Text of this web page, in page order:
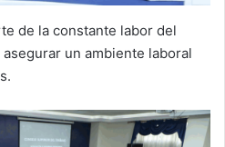
de la constante labor del
un ambiente laboral